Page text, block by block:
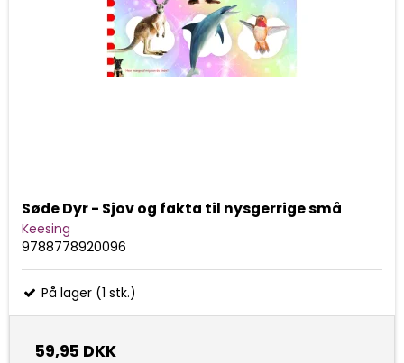
Søde Dyr - Sjov og fakta til nysgerrige små
Keesing
9788778920096
På lager (1 stk.)
59,95 DKK